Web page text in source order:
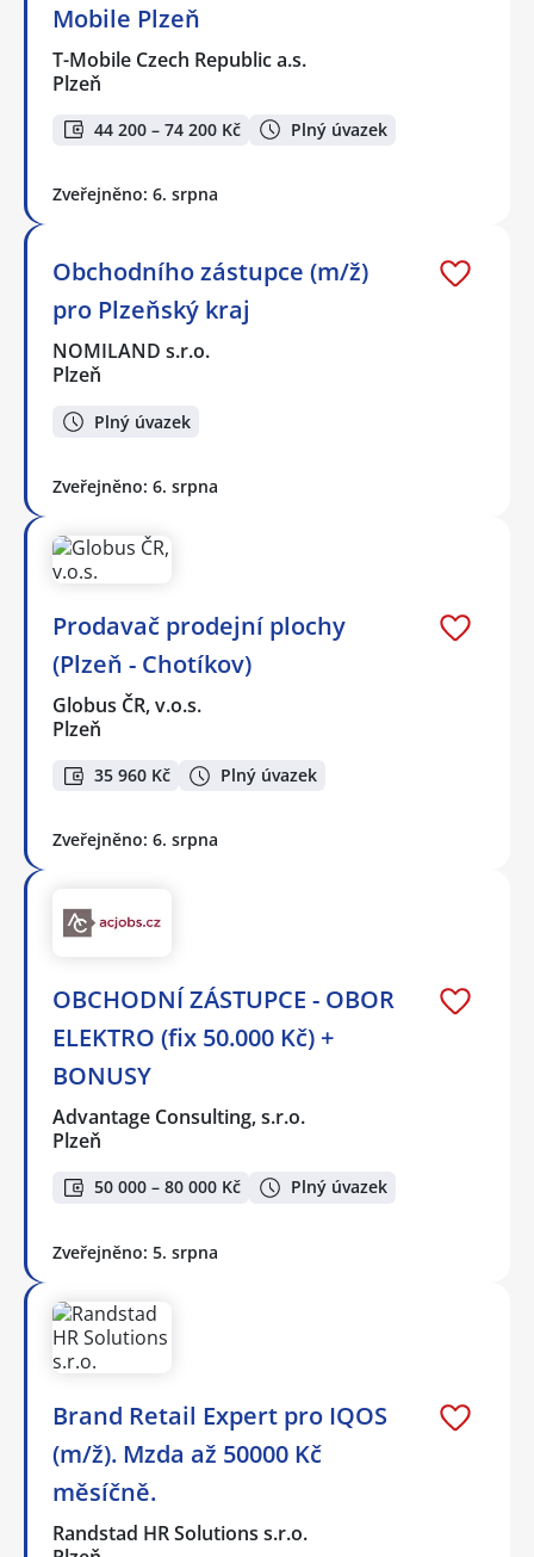
Mobile Plzeň
T-Mobile Czech Republic a.s.
Plzeň
44 200 – 74 200 Kč Plný úvazek
Zveřejněno: 6. srpna
Obchodního zástupce (m/ž)
pro Plzeňský kraj
NOMILAND s.r.o.
Plzeň
Plný úvazek
Zveřejněno: 6. srpna
Prodavač prodejní plochy
(Plzeň - Chotíkov)
Globus ČR, v.o.s.
Plzeň
35 960 Kč Plný úvazek
Zveřejněno: 6. srpna
OBCHODNÍ ZÁSTUPCE - OBOR
ELEKTRO (fix 50.000 Kč) +
BONUSY
Advantage Consulting, s.r.o.
Plzeň
50 000 – 80 000 Kč Plný úvazek
Zveřejněno: 5. srpna
Brand Retail Expert pro IQOS
(m/ž). Mzda až 50000 Kč
měsíčně.
Randstad HR Solutions s.r.o.